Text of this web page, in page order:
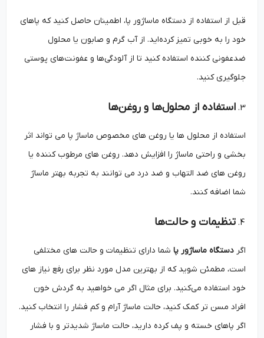
قبل از استفاده از دستگاه ماساژور پا، اطمینان حاصل کنید که پاهای
خود را به خوبی تمیز کرده‌اید. از آب گرم و صابون یا محلول
ضدعفونی کننده استفاده کنید تا از آلودگی‌ها و عفونت‌های پوستی
جلوگیری کنید.
استفاده از محلول‌ها و روغن‌ها
استفاده از محلول‌ ها یا روغن ‌های مخصوص ماساژ پا می ‌تواند اثر
بخشی و راحتی ماساژ را افزایش دهد. روغن ‌های مرطوب ‌کننده یا
روغن ‌های ضد التهاب و ضد درد می ‌توانند به تجربه بهتر ماساژ
شما اضافه کنند.
تنظیمات و حالت‌ها
دستگاه ماساژور پاشما دارای تنظیمات و حالت ‌های مختلفی
است، مطمئن شوید که از بهترین مدل مورد نظر برای رفع نیاز های
خود استفاده می‌کنید. برای مثال اگر می ‌خواهید به گردش خون
افراد مسن ‌تر کمک کنید، حالت ماساژ آرام و کم فشار را انتخاب کنید.
اگر پاهای خسته و پف کرده دارید، حالت ماساژ شدیدتر و با فشار